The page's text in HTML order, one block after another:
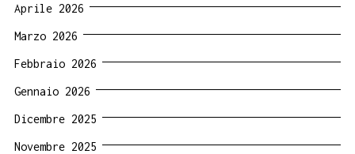
Aprile 2026
Marzo 2026
Febbraio 2026
Gennaio 2026
Dicembre 2025
Novembre 2025